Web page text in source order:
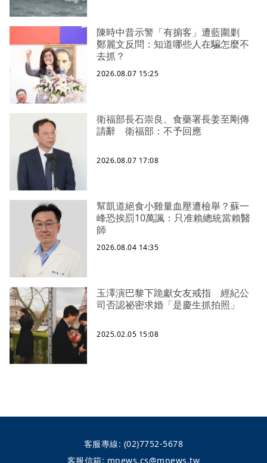
陳時中昔示警「有掮客」遭藍圍剿
鄭麗文反問：知道哪些人在騙怎麼不
去抓？
2026.08.07 15:25
衛福部長石崇良、食藥署長姜至剛傳
請辭 衛福部：不予回應
2026.08.07 17:08
幫凱道絕食小雞量血壓遭檢舉？蘇一
峰恐挨罰10萬諷：只准賴總統當賴醫
師
2026.08.04 14:35
玉澤演巴黎下跪獻女友戒指 經紀公
司否認祕密求婚「是慶生抓拍照」
2025.02.05 15:08
客服專線: (02)7752-5678
客服信箱: mnews.cs@mnews.tw